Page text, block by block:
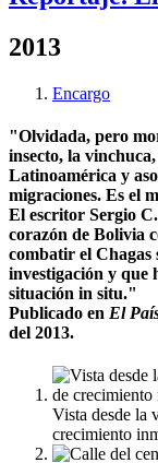
2013
Encargo
"Olvidada, pero
insecto, la
Latinoamérica y
migraciones. Es el
El escritor Sergio
corazón de Bolivia
combatir el Chagas
investigación y que
situación in situ."
Publicado en El
del 2013.
Vista desde la
crecimiento